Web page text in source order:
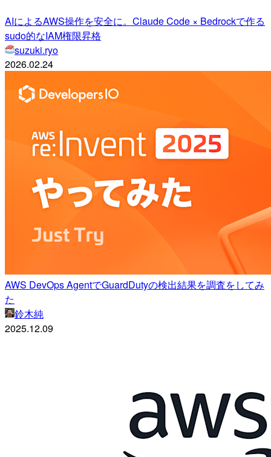
AIによるAWS操作を安全に。Claude Code × Bedrockで作る
sudo的なIAM権限昇格
suzuki.ryo
2026.02.24
AWS DevOps AgentでGuardDutyの検出結果を調査をしてみ
た
鈴木純
2025.12.09